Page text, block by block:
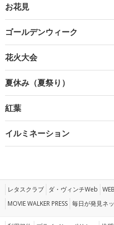
お花見
ゴールデンウィーク
花火大会
夏休み（夏祭り）
紅葉
イルミネーション
レタスクラブ ダ・ヴィンチWeb
MOVIE WALKER PRESS 毎日が発見ネ